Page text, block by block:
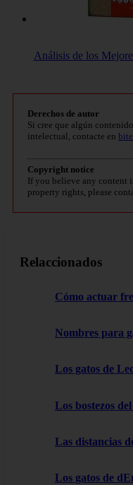
Análisis de los
Derechos de autor
Si cree que algún
intelectual, contacte en
Copyright notice
If you believe any content
property rights, please
Relaccionados
Cómo actuar
Nombres para
Los gatos de
Los bostezos
Las distancias
Los gatos de